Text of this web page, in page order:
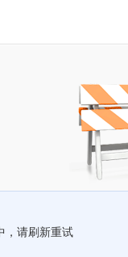
，请刷新重试